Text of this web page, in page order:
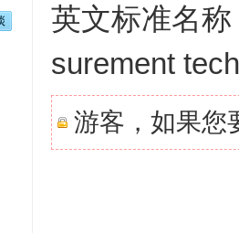
英文标准名
surement
游客，如果您